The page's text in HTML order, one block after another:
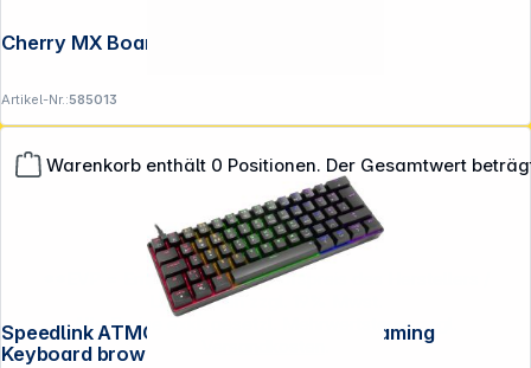
Warenkorb enthält 0 Positionen. Der Gesamtwert
Artikel-Nr.:585013
Speedlink ATMOS RGB Mechanical 60 Gaming
Keyboard brown sw
**EVP = Empfohlener Verkaufspreis des Herstellers /
Lieferanten zzgl. 19% Mwst.
Alle Preise exkl. gesetzl. Mehrwertsteuer zzgl.